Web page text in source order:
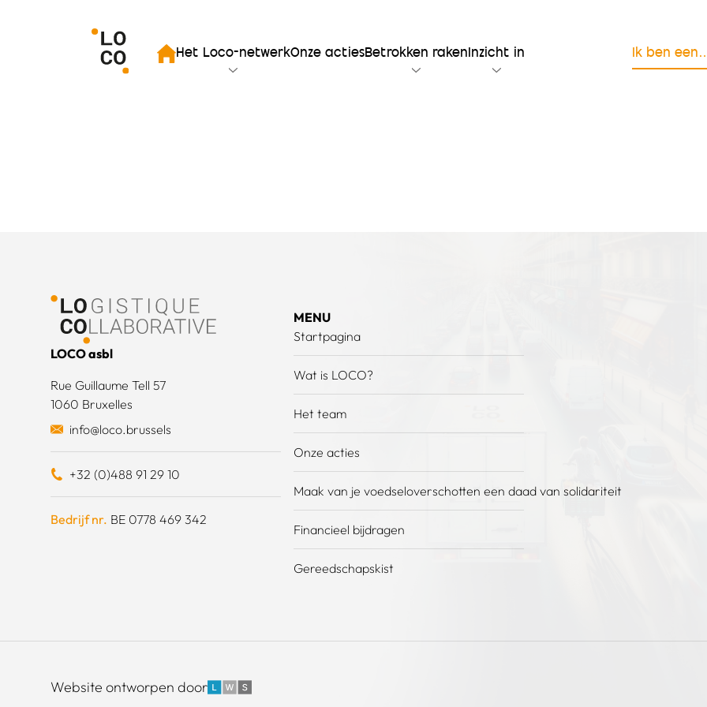
Startpagina
Het Loco-netwerkOnze actiesBetrokken raken Inzicht in Ik ben
zoekopdracht
LOCO asbl
Rue Guillaume Tell 57
1060 Bruxelles
info@loco.brussels
+32 (0)488 91 29 10
Bedrijf nr. BE 0778 469 342
MENU
Startpagina
Wat is LOCO?
Het team
Onze acties
Maak van je voedseloverschotten een daad van solidariteit
Financieel bijdragen
Gereedschapskist
Website ontworpen doorLWS